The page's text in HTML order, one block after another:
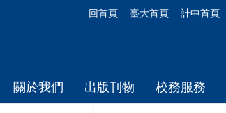
回首頁 臺大首頁 計中首頁
關於我們 出版刊物 校務服務